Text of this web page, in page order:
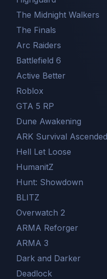
The Midnight Walkers
The Finals
Arc Raiders
Battlefield 6
Active Better
Roblox
GTA 5 RP
Dune Awakening
ARK Survival Ascended
Hell Let Loose
HumanitZ
Hunt: Showdown
BLITZ
Overwatch 2
ARMA Reforger
ARMA 3
Dark and Darker
Deadlock